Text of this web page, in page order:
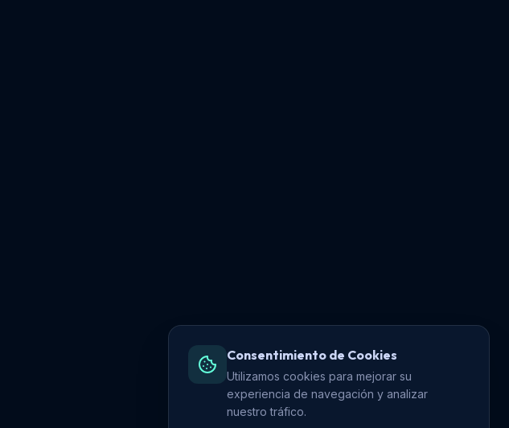
Consentimiento de Cookies
Utilizamos cookies para mejorar su
experiencia de navegación y analizar
nuestro tráfico.